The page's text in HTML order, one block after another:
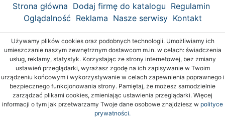
Strona główna Dodaj firmę do katalogu Regulamin
Oglądalność Reklama Nasze serwisy Kontakt
Używamy plików cookies oraz podobnych technologii. Umożliwiamy ich
umieszczanie naszym zewnętrznym dostawcom m.in. w celach: świadczenia
usług, reklamy, statystyk. Korzystając ze strony internetowej, bez zmiany
ustawień przeglądarki, wyrażasz zgodę na ich zapisywanie w Twoim
urządzeniu końcowym i wykorzystywanie w celach zapewnienia poprawnego i
bezpiecznego funkcjonowania strony. Pamiętaj, że możesz samodzielnie
zarządzać plikami cookies, zmieniając ustawienia przeglądarki. Więcej
informacji o tym jak przetwarzamy Twoje dane osobowe znajdziesz w polityce
prywatności.